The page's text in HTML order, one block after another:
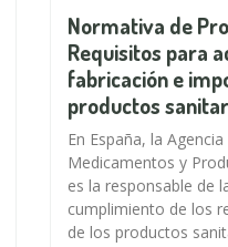
Normativa de
Requisitos para
fabricación e
productos
En España, la
Medicamentos y
es la responsable de
cumplimiento de los
de los productos